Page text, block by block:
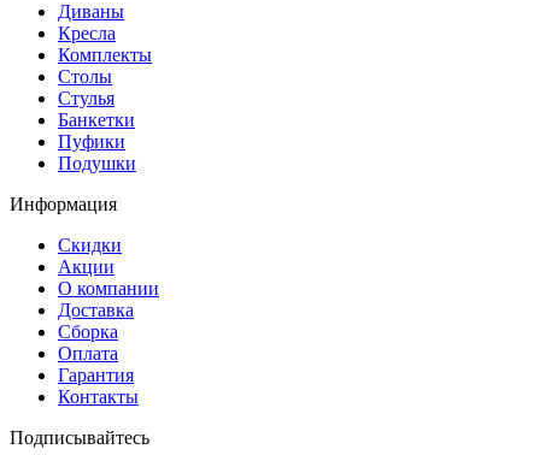
Диваны
Кресла
Комплекты
Столы
Стулья
Банкетки
Пуфики
Подушки
Информация
Скидки
Акции
О компании
Доставка
Сборка
Оплата
Гарантия
Контакты
Подписывайтесь